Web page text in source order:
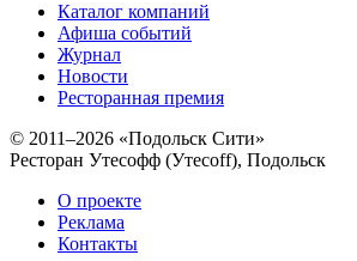
Каталог компаний
Афиша событий
Журнал
Новости
Ресторанная премия
© 2011–2026 «Подольск Сити»
Ресторан Утесофф (Утесоff), Подольск
О проекте
Реклама
Контакты